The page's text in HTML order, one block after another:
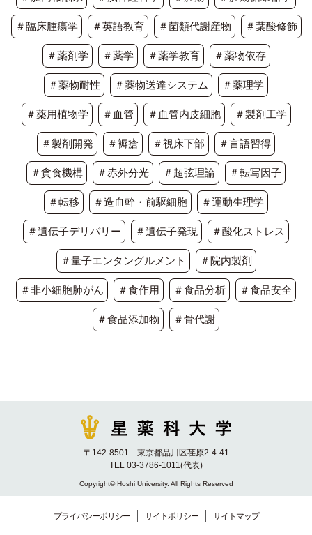
＃臨床腫瘍学 ＃英語教育 ＃菌類代謝産物 ＃葉酸修飾
＃薬剤学 ＃薬学 ＃薬学教育 ＃薬物依存
＃薬物耐性 ＃薬物送達システム ＃薬理学
＃薬用植物学 ＃血管 ＃血管内皮細胞 ＃製剤工学
＃製剤開発 ＃褥瘡 ＃視床下部 ＃言語習得
＃貪食機構 ＃赤外分光 ＃超弦理論 ＃転写因子
＃転移 ＃造血幹・前駆細胞 ＃運動生理学
＃遺伝子デリバリー ＃遺伝子発現 ＃酸化ストレス
＃量子エンタングルメント ＃院内製剤
＃非小細胞肺がん ＃食作用 ＃食品分析 ＃食品安全
＃食品添加物 ＃骨代謝
〒142-8501 東京都品川区荏原2-4-41
TEL 03-3786-1011(代表)
Copyright© Hoshi University. All Rights Reserved
プライバシーポリシー サイトポリシー サイトマップ